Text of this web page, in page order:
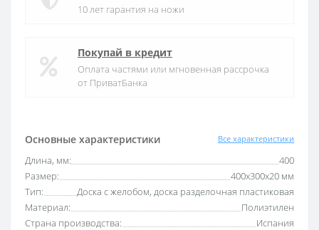
Основные характеристики Все характеристики
Длина, мм:
400
Размер:
400х300х20 мм
Тип:
Доска с желобом, доска разделочная пластиковая
Материал:
Полиэтилен
Страна производства:
Испания
10 лет гарантия на ножи
Покупай в кредит
Оплата частями или мгновенная рассрочка
от ПриватБанка